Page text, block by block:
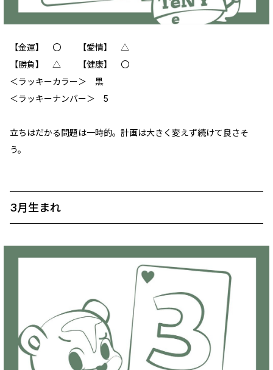
【金運】 〇 【愛情】 △
【勝負】 △ 【健康】 〇
＜ラッキーカラー＞ 黒
＜ラッキーナンバー＞ 5
立ちはだかる問題は一時的。計画は大きく変えず続けて良さそ
う。
3月生まれ